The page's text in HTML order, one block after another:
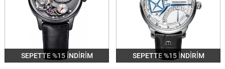
SEPETTE %15 İNDİRİM SEPETTE %15 İNDİRİM